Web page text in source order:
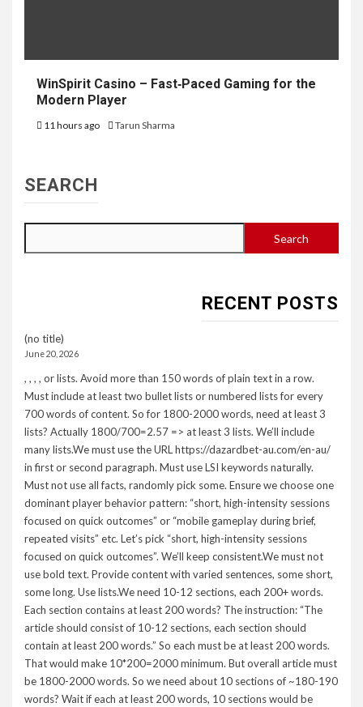
WinSpirit Casino – Fast‑Paced Gaming for the
Modern Player
11 hours ago Tarun Sharma
SEARCH
Search
RECENT POSTS
(no title)
June 20, 2026
, , , , or lists. Avoid more than 150 words of plain text in a row.
Must include at least two bullet lists or numbered lists for every
700 words of content. So for 1800-2000 words, need at least 3
lists? Actually 1800/700=2.57 => at least 3 lists. We’ll include
many lists.We must use the URL https://dazardbet-au.com/en-au/
in first or second paragraph. Must use LSI keywords naturally.
Must not use all facts, randomly pick some. Ensure we choose one
dominant player behavior pattern: “short, high-intensity sessions
focused on quick outcomes” or “mobile gameplay during brief,
repeated visits” etc. Let’s pick “short, high-intensity sessions
focused on quick outcomes”. We’ll keep consistent.We must not
use bold text. Provide content with varied sentences, some short,
some long. Use lists.We need 10-12 sections, each 200+ words.
Each section contains at least 200 words? The instruction: “The
article should consist of 10-12 sections, each section should
contain at least 200 words.” So each must be at least 200 words.
That would make 10*200=2000 minimum. But overall article must
be 1800-2000 words. So we need about 10 sections of ~180-190
words? Wait if each at least 200 words, 10 sections would be